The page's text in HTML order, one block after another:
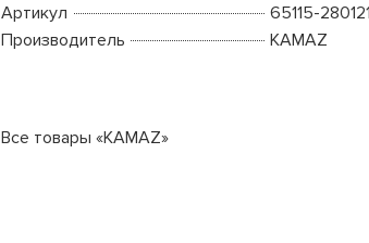
Артикул
65115-
Производитель
KAMAZ
Все товары «KAMAZ»